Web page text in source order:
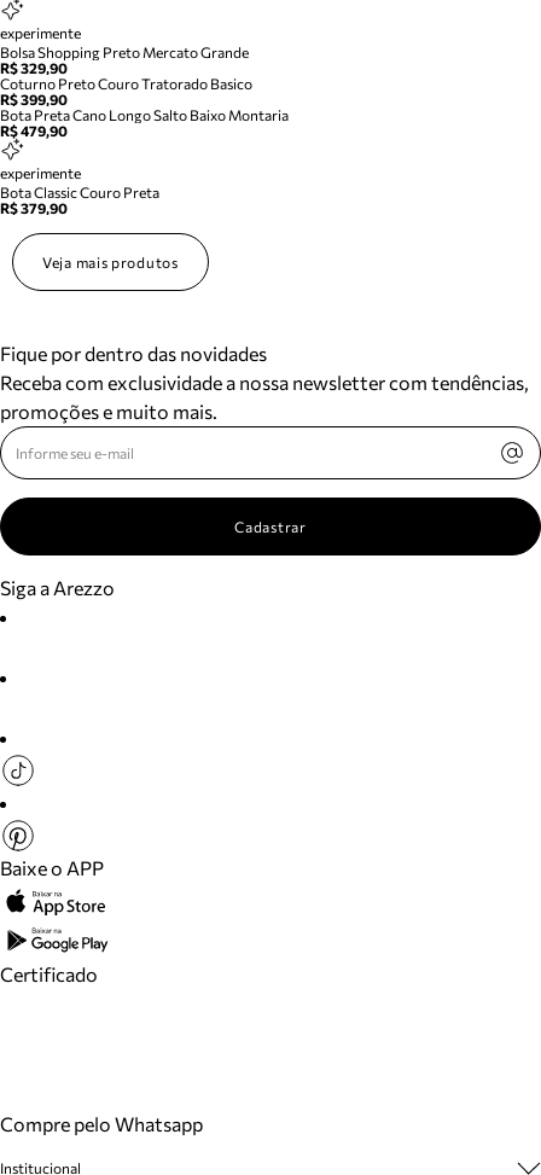
experimente
Bolsa Shopping Preto Mercato Grande
R$ 329,90
Coturno Preto Couro Tratorado Basico
R$ 399,90
Bota Preta Cano Longo Salto Baixo Montaria
R$ 479,90
experimente
Bota Classic Couro Preta
R$ 379,90
Veja mais produtos
Fique por dentro das novidades
Receba com exclusividade a nossa newsletter com tendências,
promoções e muito mais.
Cadastrar
Siga a Arezzo
Baixe o APP
Certificado
Compre pelo Whatsapp
Institucional